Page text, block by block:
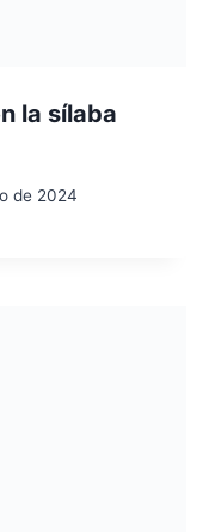
la sílaba
de 2024